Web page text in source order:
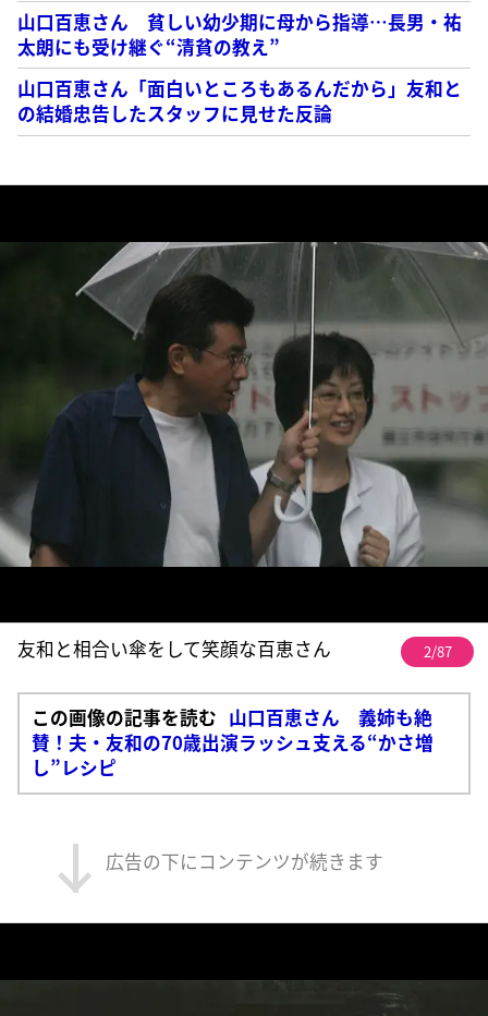
山口百恵さん 貧しい幼少期に母から指導…長男・祐
太朗にも受け継ぐ“清貧の教え”
山口百恵さん「面白いところもあるんだから」友和と
の結婚忠告したスタッフに見せた反論
友和と相合い傘をして笑顔な百恵さん 2/87
この画像の記事を読む 山口百恵さん 義姉も絶
賛！夫・友和の70歳出演ラッシュ支える“かさ増
し”レシピ
広告の下にコンテンツが続きます